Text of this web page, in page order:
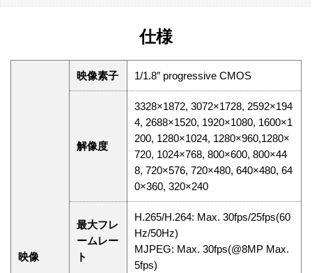
仕様
映像
映像素子 1/1.8″ progressive CMOS
解像度
3328×1872, 3072×1728, 2592×194
4, 2688×1520, 1920×1080, 1600×1
200, 1280×1024, 1280×960,1280×
720, 1024×768, 800×600, 800×44
8, 720×576, 720×480, 640×480, 64
0×360, 320×240
最大フレ
ームレー
ト
H.265/H.264: Max. 30fps/25fps(60
Hz/50Hz)
MJPEG: Max. 30fps(@8MP Max.
5fps)